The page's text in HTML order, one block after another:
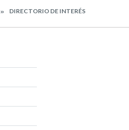
DIRECTORIO DE INTERÉS